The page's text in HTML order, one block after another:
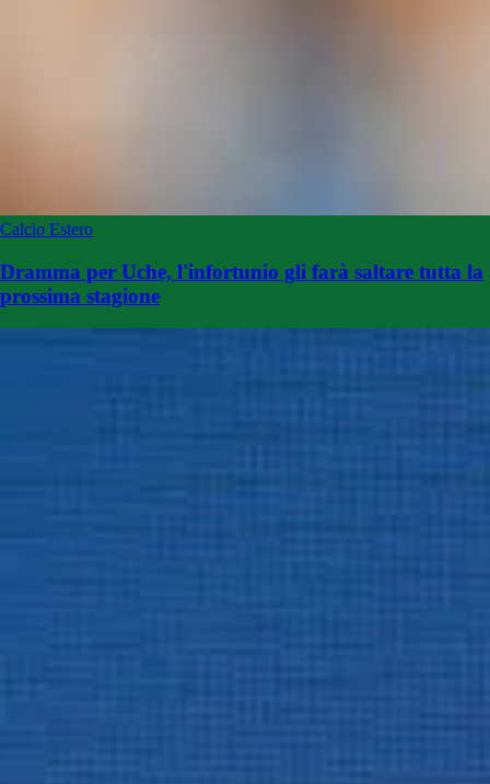
Calcio Estero
Dramma per Uche, l'infortunio gli farà saltare tutta la
prossima stagione